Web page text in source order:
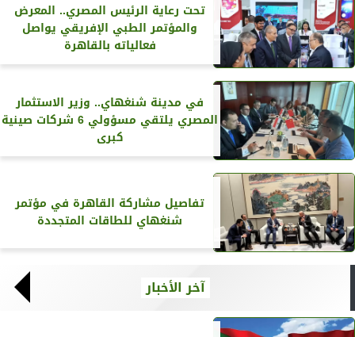
تحت رعاية الرئيس المصري.. المعرض
والمؤتمر الطبي الإفريقي يواصل
فعالياته بالقاهرة
في مدينة شنغهاي.. وزير الاستثمار
المصري يلتقي مسؤولي 6 شركات صينية
كبرى
تفاصيل مشاركة القاهرة في مؤتمر
شنغهاي للطاقات المتجددة
آخر الأخبار